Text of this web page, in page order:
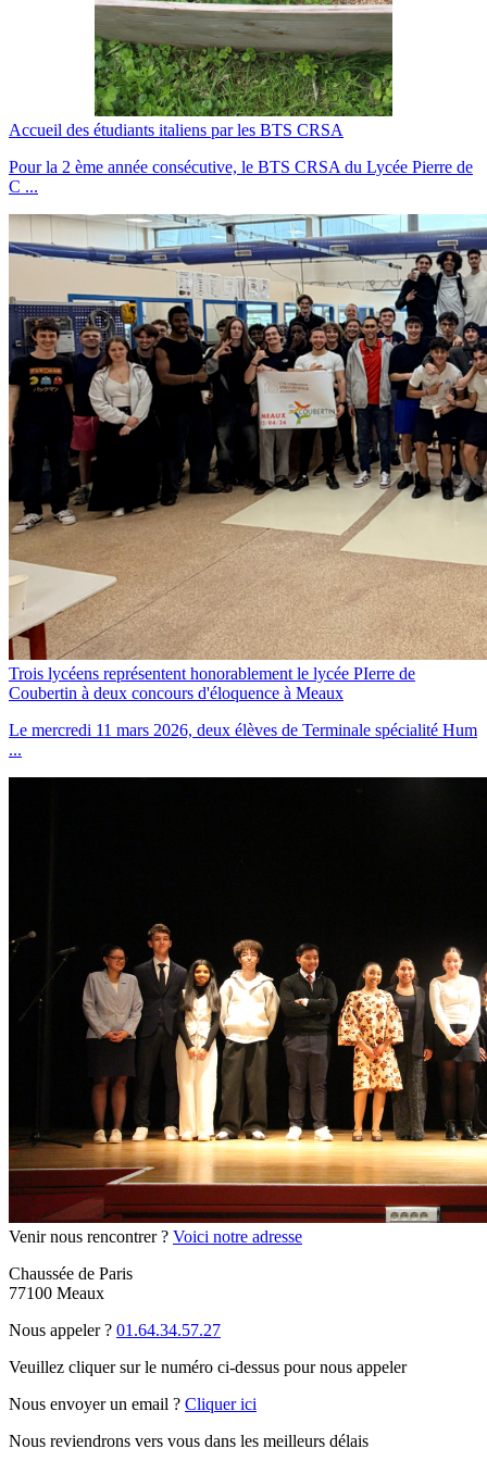
Accueil des étudiants italiens par les BTS CRSA
Pour la 2 ème année consécutive, le BTS CRSA du Lycée Pierre de
C ...
Trois lycéens représentent honorablement le lycée PIerre de
Coubertin à deux concours d'éloquence à Meaux
Le mercredi 11 mars 2026, deux élèves de Terminale spécialité Hum
...
Venir nous rencontrer ? Voici notre adresse
Chaussée de Paris
77100 Meaux
Nous appeler ? 01.64.34.57.27
Veuillez cliquer sur le numéro ci-dessus pour nous appeler
Nous envoyer un email ? Cliquer ici
Nous reviendrons vers vous dans les meilleurs délais